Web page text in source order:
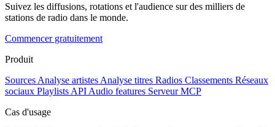
Suivez les diffusions, rotations et l'audience sur des milliers de
stations de radio dans le monde.
Commencer gratuitement
Produit
Sources Analyse artistes Analyse titres Radios Classements Réseaux
sociaux Playlists API Audio features Serveur MCP
Cas d'usage